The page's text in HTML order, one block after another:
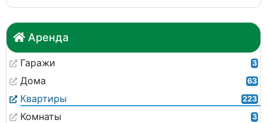
Аренда
Гаражи 3
Дома 63
Квартиры 223
Комнаты 3